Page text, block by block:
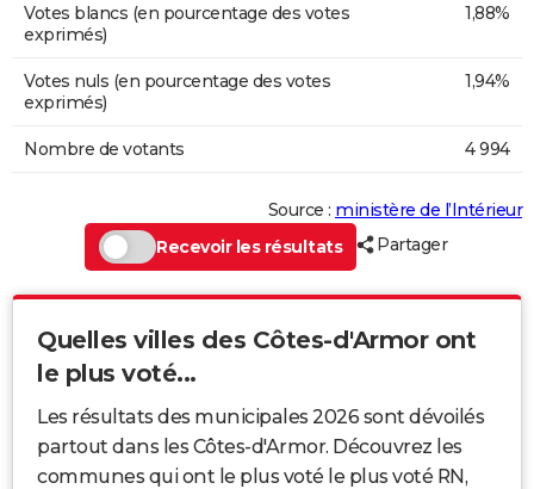
Votes blancs (en pourcentage des votes
exprimés)
1,88%
Votes nuls (en pourcentage des votes
exprimés)
1,94%
Nombre de votants 4 994
Source : ministère de l’Intérieur
Recevoir les résultats
Partager
Quelles villes des Côtes-d'Armor ont
le plus voté...
Les résultats des municipales 2026 sont dévoilés
partout dans les Côtes-d'Armor. Découvrez les
communes qui ont le plus voté le plus voté RN,